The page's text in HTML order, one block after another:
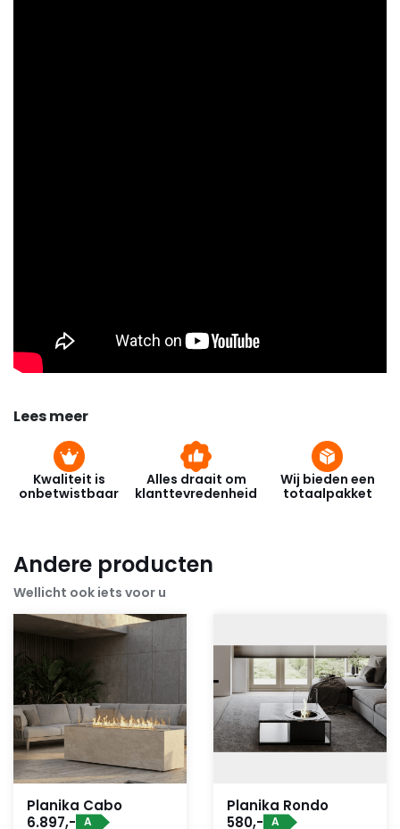
Lees meer
Kwaliteit is
onbetwistbaar
Alles draait om
klanttevredenheid
Wij bieden een
totaalpakket
Andere producten
Wellicht ook iets voor u
Planika Cabo
6.897,- A
Planika Rondo
580,- A